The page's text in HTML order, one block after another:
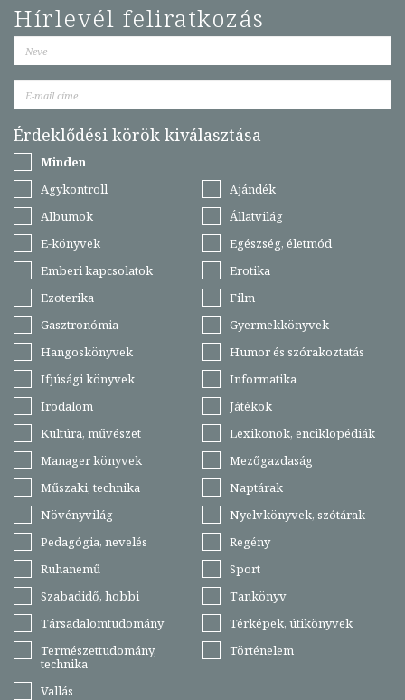
Hírlevél feliratkozás
Érdeklődési körök kiválasztása
Minden
Agykontroll
Ajándék
Albumok
Állatvilág
E-könyvek
Egészség, életmód
Emberi kapcsolatok
Erotika
Ezoterika
Film
Gasztronómia
Gyermekkönyvek
Hangoskönyvek
Humor és szórakoztatás
Ifjúsági könyvek
Informatika
Irodalom
Játékok
Kultúra, művészet
Lexikonok, enciklopédiák
Manager könyvek
Mezőgazdaság
Műszaki, technika
Naptárak
Növényvilág
Nyelvkönyvek, szótárak
Pedagógia, nevelés
Regény
Ruhanemű
Sport
Szabadidő, hobbi
Tankönyv
Társadalomtudomány
Térképek, útikönyvek
Természettudomány,
technika
Történelem
Vallás